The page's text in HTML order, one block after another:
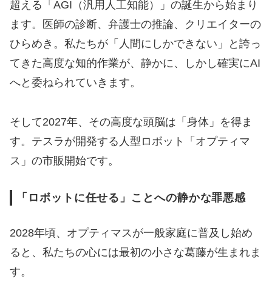
超える「AGI（汎用人工知能）」の誕生から始まり
ます。医師の診断、弁護士の推論、クリエイターの
ひらめき。私たちが「人間にしかできない」と誇っ
てきた高度な知的作業が、静かに、しかし確実にAI
へと委ねられていきます。
そして2027年、その高度な頭脳は「身体」を得ま
す。テスラが開発する人型ロボット「オプティマ
ス」の市販開始です。
「ロボットに任せる」ことへの静かな罪悪感
2028年頃、オプティマスが一般家庭に普及し始め
ると、私たちの心には最初の小さな葛藤が生まれま
す。